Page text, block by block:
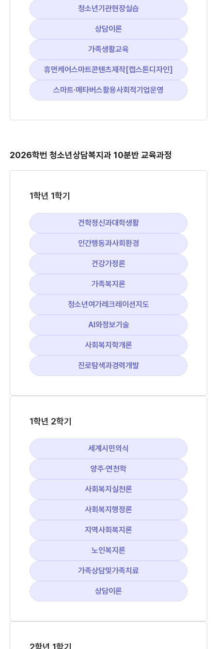
청소년기관현장실습
상담이론
가족생활교육
휴먼케어스마트콘텐츠제작[캡스톤디자인]
스마트·메타버스활용사회적기업운영
2026학번 청소년상담복지과 10분반 교육과정
1학년 1학기
건학정신과대학생활
인간행동과사회환경
건강가정론
가족복지론
청소년여가레크레이션지도
AI와정보기술
사회복지학개론
진로탐색과경력개발
1학년 2학기
세계시민의식
양주·연천학
사회복지실천론
사회복지행정론
지역사회복지론
노인복지론
가족상담및가족치료
상담이론
2학년 1학기